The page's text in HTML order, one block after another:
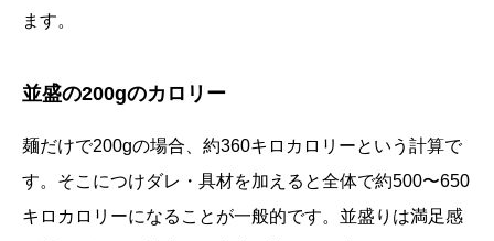
ます。
並盛の200gのカロリー
麺だけで200gの場合、約360キロカロリーという計算で
す。そこにつけダレ・具材を加えると全体で約500〜650
キロカロリーになることが一般的です。並盛りは満足感